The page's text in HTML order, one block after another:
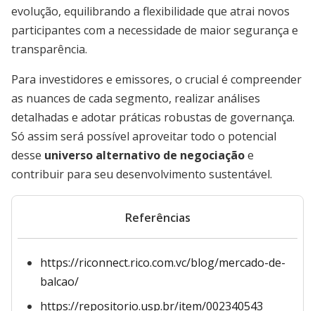
evolução, equilibrando a flexibilidade que atrai novos
participantes com a necessidade de maior segurança e
transparência.
Para investidores e emissores, o crucial é compreender
as nuances de cada segmento, realizar análises
detalhadas e adotar práticas robustas de governança.
Só assim será possível aproveitar todo o potencial
desse universo alternativo de negociaçãoe
contribuir para seu desenvolvimento sustentável.
Referências
https://riconnect.rico.com.vc/blog/mercado-de-
balcao/
https://repositorio.usp.br/item/002340543